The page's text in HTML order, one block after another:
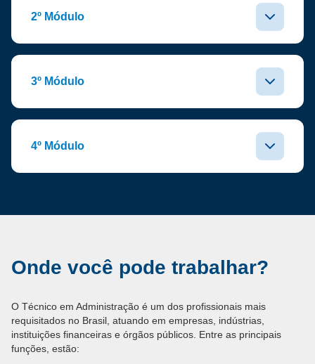
2º Módulo
3º Módulo
4º Módulo
Onde você pode trabalhar?
O Técnico em Administração é um dos profissionais mais
requisitados no Brasil, atuando em empresas, indústrias,
instituições financeiras e órgãos públicos. Entre as principais
funções, estão: